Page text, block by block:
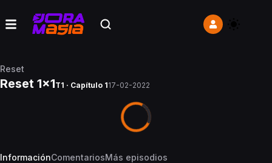
Reset
Reset 1x1T1 · Capítulo 117-02-2022
InformaciónComentariosMás episodios